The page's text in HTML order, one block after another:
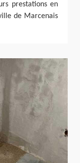
prestations en
de Marcenais